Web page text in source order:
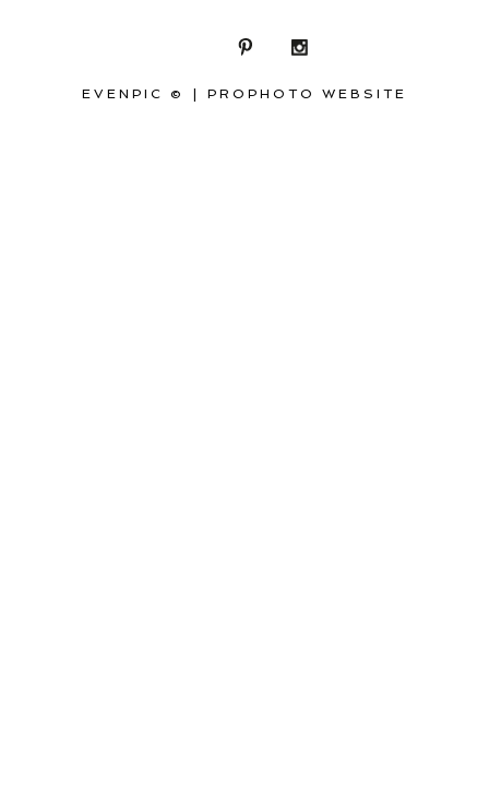
EVENPIC © PROPHOTO WEBSITE